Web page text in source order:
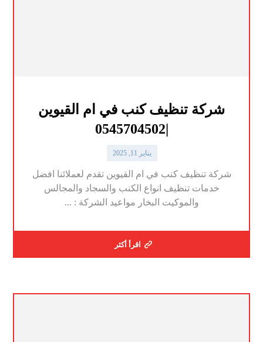
شركة تنظيف كنب في ام القيوين
يناير 11, 2025
شركة تنظيف كنب في ام القيوين تقدم لعملائنا افضل
خدمات تنظيف انواع الكنب والسجاد والمجالس
والموكيت البخار مواعيد الشركة : ...
اقرأ أكثر